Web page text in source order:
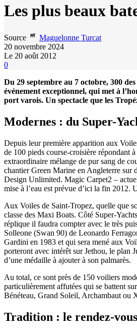
Les plus beaux
Source
Maguelonne Turcat
20 novembre 2024
Le 20 août 2012
0
Du 29 septembre au 7 octobre, 300
événement exceptionnel, qui met à
port varois. Un spectacle que les
Modernes : du Super-
Depuis leur première apparition aux
de 100 pieds course-croisière répondant
extraordinaire mélange de pur sang de
chantier Green Marine en Angleterre sur
Design Unlimited. Magic Carpet2 –
mise à l’eau est prévue d’ici la fin 2012.
Aux Voiles de Saint-Tropez, quelle que
classe des Maxi Boats. Côté Super-
réplique il faudra compter avec le très
Solleone (Swan 90) de Leonardo
Gardini en 1983 et qui sera mené aux
porteront avec intérêt sur Jethou, le plan
d’une médaille à ajouter à son palmarès.
Au total, ce sont près de 150 voiliers
particulièrement affutées qui se battent
Bénéteau, Grand Soleil, Archambaut ou
Tradition : le rendez-